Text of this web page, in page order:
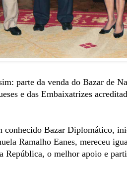
parte da venda do Bazar de
e das Embaixatrizes
conhecido Bazar Diplomático,
Ramalho Eanes, mereceu
República, o melhor apoio e